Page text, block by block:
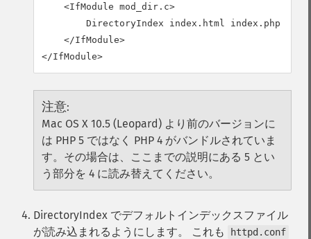
    <IfModule mod_dir.c>
        DirectoryIndex index.html index.php
    </IfModule>
注意:
Mac OS X 10.5 (Leopard) より前のバージョンに
は PHP 5 ではなく PHP 4 がバンドルされていま
す。その場合は、ここまでの説明にある 5 とい
う部分を 4 に読み替えてください。
DirectoryIndex でデフォルトインデックスファイル
が読み込まれるようにします。
これも httpd.conf